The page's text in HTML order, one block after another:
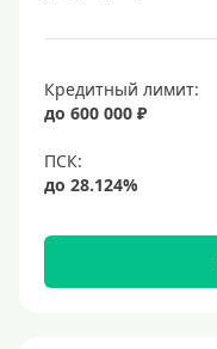
Кредитный лимит:
до 600 000 ₽